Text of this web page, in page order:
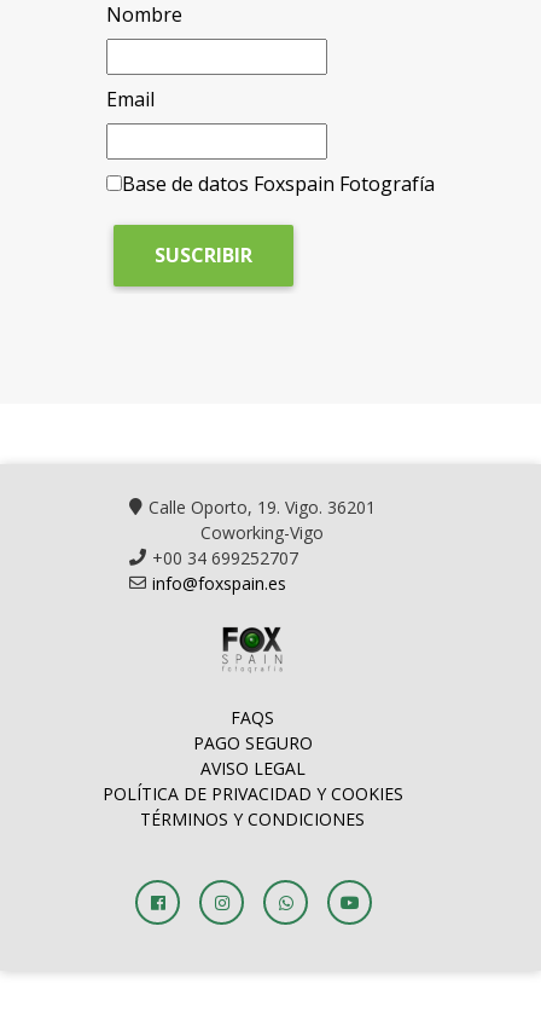
Nombre
Email
Base de datos Foxspain Fotografía
Calle Oporto, 19. Vigo. 36201
Coworking-Vigo
+00 34 699252707
info@foxspain.es
FAQS
PAGO SEGURO
AVISO LEGAL
POLÍTICA DE PRIVACIDAD Y COOKIES
TÉRMINOS Y CONDICIONES